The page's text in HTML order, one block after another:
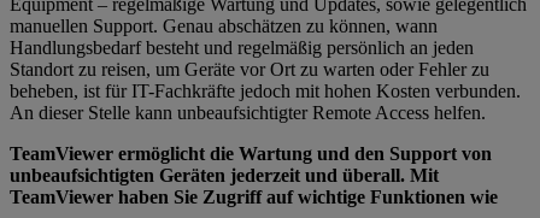
manuellen Support. Genau abschätzen zu können, wann
Handlungsbedarf besteht und regelmäßig persönlich an jeden
Standort zu reisen, um Geräte vor Ort zu warten oder Fehler zu
beheben, ist für IT-Fachkräfte jedoch mit hohen Kosten verbunden.
An dieser Stelle kann unbeaufsichtigter Remote Access helfen.
TeamViewer ermöglicht die Wartung und den Support von
unbeaufsichtigten Geräten jederzeit und überall. Mit
TeamViewer haben Sie Zugriff auf wichtige Funktionen wie